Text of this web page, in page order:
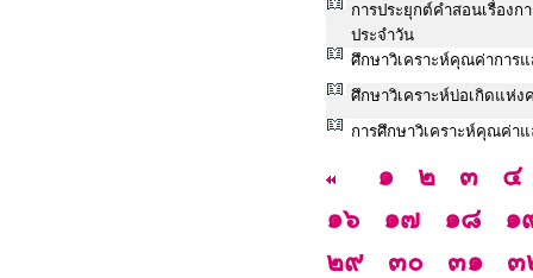
การประยุกต์คำสอนเรื่อง
ประจำวัน
ศึกษาวิเคราะห์คุณค่าการ
ศึกษาวิเคราะห์บ่อเกิดแห่
การศึกษาวิเคราะห์คุณค่า
๑ ๒ ๓
๔
๑๖
๑๗ ๑๘
๑
๒๙
๓๐ ๓๑
๓